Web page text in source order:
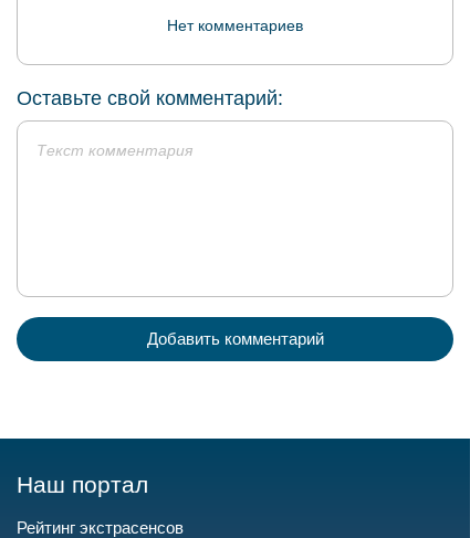
Нет комментариев
Оставьте свой комментарий:
Добавить комментарий
Наш портал
Рейтинг экстрасенсов